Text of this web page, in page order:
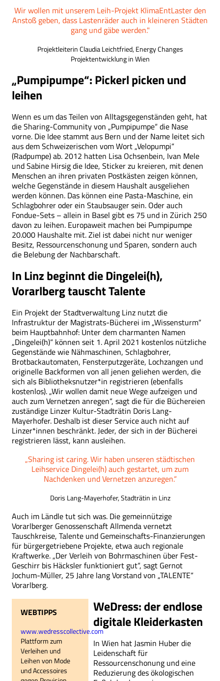
Wir wollen mit unserem Leih-Projekt KlimaEntLaster den
Anstoß geben, dass Lastenräder auch in kleineren Städten
gang und gäbe werden."
Projektleiterin Claudia Leichtfried, Energy Changes
Projektentwicklung in Wien
„Pumpipumpe“: Pickerl picken und
leihen
Wenn es um das Teilen von Alltagsgegenständen geht, hat
die Sharing-Community von „Pumpipumpe“ die Nase
vorne. Die Idee stammt aus Bern und der Name leitet sich
aus dem Schweizerischen vom Wort „Velopumpi“
(Radpumpe) ab. 2012 hatten Lisa Ochsenbein, Ivan Mele
und Sabine Hirsig die Idee, Sticker zu kreieren, mit denen
Menschen an ihren privaten Postkästen zeigen können,
welche Gegenstände in diesem Haushalt ausgeliehen
werden können. Das können eine Pasta-Maschine, ein
Schlagbohrer oder ein Staubsauger sein. Oder auch
Fondue-Sets – allein in Basel gibt es 75 und in Zürich 250
davon zu leihen. Europaweit machen bei Pumpipumpe
20.000 Haushalte mit. Ziel ist dabei nicht nur weniger
Besitz, Ressourcenschonung und Sparen, sondern auch
die Belebung der Nachbarschaft.
In Linz beginnt die Dingelei(h),
Vorarlberg tauscht Talente
Ein Projekt der Stadtverwaltung Linz nutzt die
Infrastruktur der Magistrats-Bücherei im „Wissensturm“
beim Hauptbahnhof: Unter dem charmanten Namen
„Dingelei(h)“ können seit 1. April 2021 kostenlos nützliche
Gegenstände wie Nähmaschinen, Schlagbohrer,
Brotbackautomaten, Fensterputzgeräte, Lochzangen und
originelle Backformen von all jenen geliehen werden, die
sich als Bibliotheksnutzer*in registrieren (ebenfalls
kostenlos). „Wir wollen damit neue Wege aufzeigen und
auch zum Vernetzen anregen“, sagt die für die Büchereien
zuständige Linzer Kultur-Stadträtin Doris Lang-
Mayerhofer. Deshalb ist dieser Service auch nicht auf
Linzer*innen beschränkt. Jeder, der sich in der Bücherei
registrieren lässt, kann ausleihen.
„Sharing ist caring. Wir haben unseren städtischen
Leihservice Dingelei(h) auch gestartet, um zum
Nachdenken und Vernetzen anzuregen.“
Doris Lang-Mayerhofer, Stadträtin in Linz
Auch im Ländle tut sich was. Die gemeinnützige
Vorarlberger Genossenschaft Allmenda vernetzt
Tauschkreise, Talente und Gemeinschafts-Finanzierungen
für bürgergetriebene Projekte, etwa auch regionale
Kraftwerke. „Der Verleih von Bohrmaschinen über Fest-
Geschirr bis Häcksler funktioniert gut“, sagt Gernot
Jochum-Müller, 25 Jahre lang Vorstand von „TALENTE“
Vorarlberg.
WEBTIPPS
www.wedresscollective.com
Plattform zum
Verleihen und
Leihen von Mode
und Accessoires
WeDress: der endlose
digitale Kleiderkasten
In Wien hat Jasmin Huber die
Leidenschaft für
Ressourcenschonung und eine
Reduzierung des ökologischen